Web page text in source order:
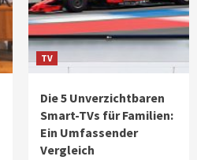
TV
Die 5 Unverzichtbaren
Smart-TVs für Familien:
Ein Umfassender
Vergleich